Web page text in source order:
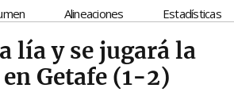
Alineaciones Estadísticas
lía y se jugará la
Getafe (1-2)